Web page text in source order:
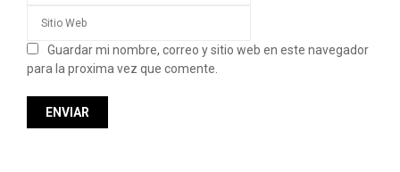
Guardar mi nombre, correo y sitio web en este navegador
para la proxima vez que comente.